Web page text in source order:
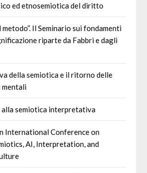
ed etnosemiotica del diritto
metodo”. Il Seminario sui fondamenti
riparte da Fabbri e dagli
della semiotica e il ritorno delle
mentali
alla semiotica interpretativa
International Conference on
AI, Interpretation, and